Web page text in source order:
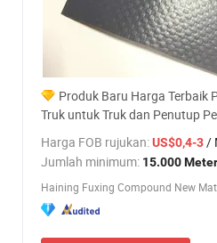
Produk Baru Harga Terbaik
Truk untuk Truk dan Penutup
Harga FOB rujukan:US$0,4-3/
Jumlah minimum: 15.000